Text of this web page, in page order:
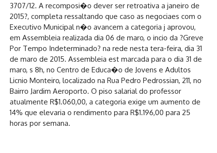
3707/12. A recomposi�o dever ser retroativa a janeiro de
2015?, completa ressaltando que caso as negociaes com o
Executivo Municipal n�o avancem a categoria j aprovou,
em Assembleia realizada dia 06 de maro, o incio da ?Greve
Por Tempo Indeterminado? na rede nesta tera-feira, dia 31
de maro de 2015. Assembleia est marcada para o dia 31 de
maro, s 8h, no Centro de Educa�o de Jovens e Adultos
Licnio Monteiro, localizado na Rua Pedro Pedrossian, 211, no
Bairro Jardim Aeroporto. O piso salarial do professor
atualmente R$1.060,00, a categoria exige um aumento de
14% que elevaria o rendimento para R$1.196,00 para 25
horas por semana.